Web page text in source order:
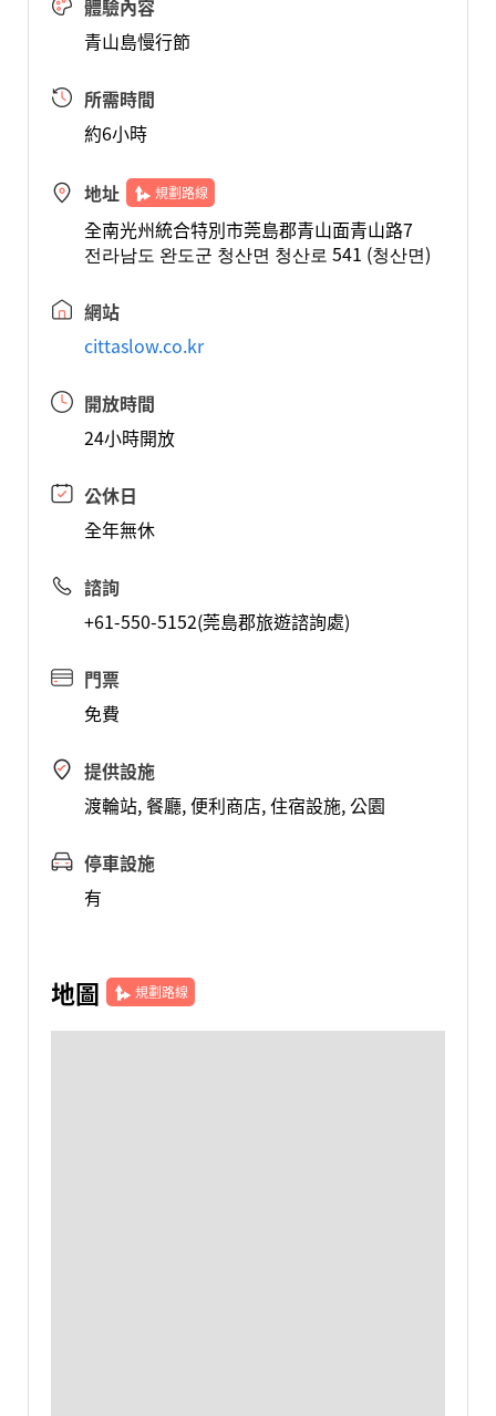
體驗內容
青山島慢行節
所需時間
約6小時
地址 規劃路線
全南光州統合特別市莞島郡青山面青山路7
전라남도 완도군 청산면 청산로 541 (청산면)
網站
cittaslow.co.kr
開放時間
24小時開放
公休日
全年無休
諮詢
+61-550-5152(莞島郡旅遊諮詢處)
門票
免費
提供設施
渡輪站, 餐廳, 便利商店, 住宿設施, 公園
停車設施
有
地圖 規劃路線